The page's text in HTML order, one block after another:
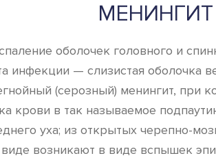
МЕНИНГИТ
оболочек головного и
инфекции — слизистая оболочка
(серозный) менингит,
крови в так называемое
уха; из открытых черепно-
возникают в виде вспышек